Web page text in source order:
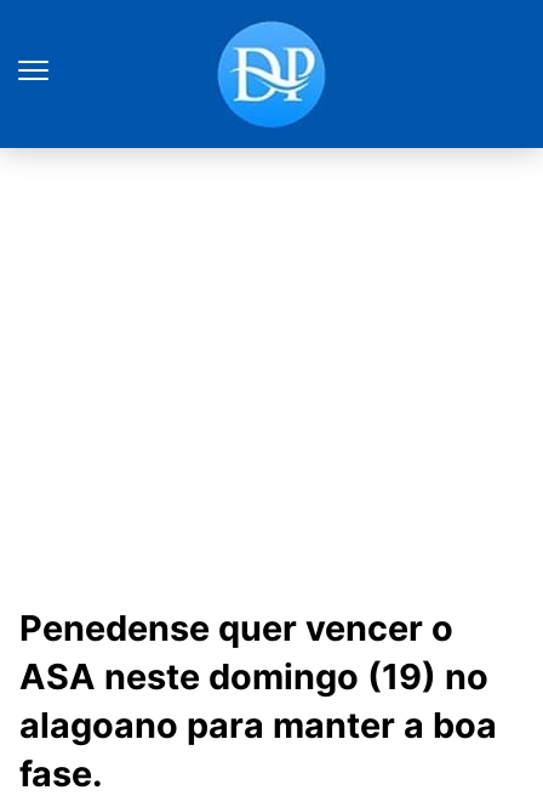
Penedense quer vencer o
ASA neste domingo (19) no
alagoano para manter a boa
fase.